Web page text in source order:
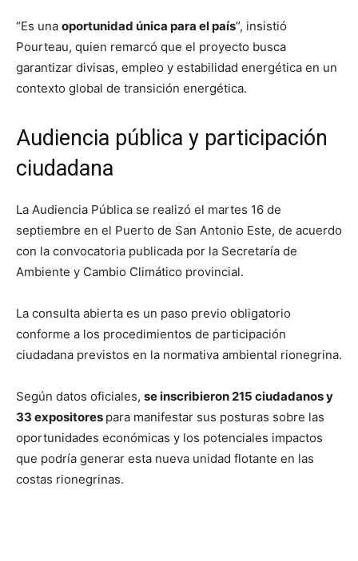
“Es una oportunidad única para el país”, insistió
Pourteau, quien remarcó que el proyecto busca
garantizar divisas, empleo y estabilidad energética en un
contexto global de transición energética.
Audiencia pública y participación
ciudadana
La Audiencia Pública se realizó el martes 16 de
septiembre en el Puerto de San Antonio Este, de acuerdo
con la convocatoria publicada por la Secretaría de
Ambiente y Cambio Climático provincial.
La consulta abierta es un paso previo obligatorio
conforme a los procedimientos de participación
ciudadana previstos en la normativa ambiental rionegrina.
Según datos oficiales, se inscribieron 215 ciudadanos y
33 expositores para manifestar sus posturas sobre las
oportunidades económicas y los potenciales impactos
que podría generar esta nueva unidad flotante en las
costas rionegrinas.